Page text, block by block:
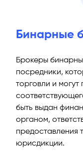
Бинарные
Брокеры
посредники,
торговли и могут
быть выдан
органом,
предоставления
юрисдикции.